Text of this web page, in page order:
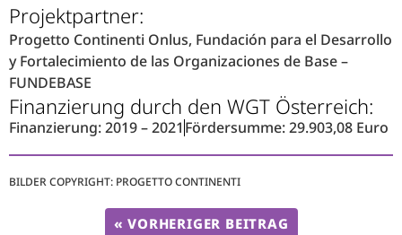
Projektpartner:
Progetto Continenti Onlus, Fundación para el Desarrollo
y Fortalecimiento de las Organizaciones de Base –
FUNDEBASE
Finanzierung durch den WGT Österreich:
Finanzierung: 2019 – 2021 Fördersumme: 29.903,08 Euro
BILDER COPYRIGHT: PROGETTO CONTINENTI
« VORHERIGER BEITRAG